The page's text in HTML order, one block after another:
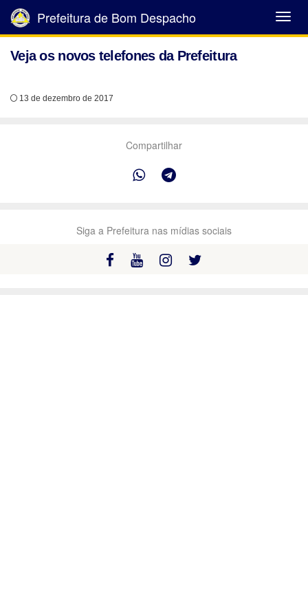
Abrir
Menu
Prefeitura de Bom Despacho
Veja os novos telefones da Prefeitura
13 de dezembro de 2017
Compartilhar
Siga a Prefeitura nas mídias sociais